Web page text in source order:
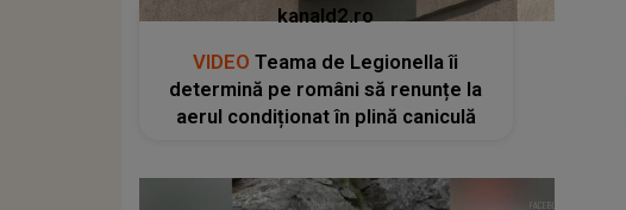
kanald2.ro
VIDEO Teama de Legionella îi
determină pe români să renunțe la
aerul condiționat în plină caniculă